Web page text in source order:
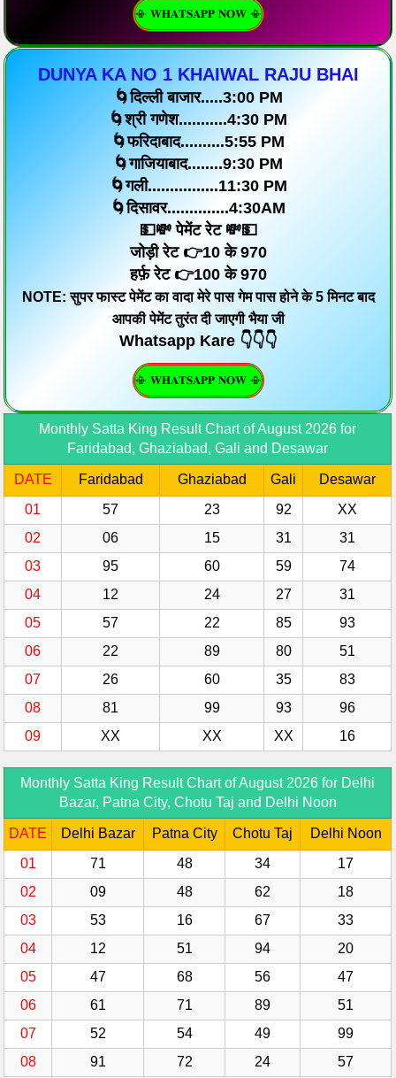
📳 𝐖𝐇𝐀𝐓𝐒𝐀𝐏𝐏 𝐍𝐎𝐖 📳
DUNYA KA NO 1 KHAIWAL RAJU BHAI
🌀दिल्ली बाजार.....3:00 PM
🌀श्री गणेश...........4:30 PM
🌀फरिदाबाद..........5:55 PM
🌀गाजियाबाद........9:30 PM
🌀गली................11:30 PM
🌀दिसावर..............4:30AM
💵💸 पेमेंट रेट 💸💵
जोड़ी रेट 👉10 के 970
हर्फ़ रेट 👉100 के 970
NOTE: सुपर फास्ट पेमेंट का वादा मेरे पास गेम पास होने के 5 मिनट बाद
आपकी पेमेंट तुरंत दी जाएगी भैया जी
Whatsapp Kare 👇👇👇
📳 𝐖𝐇𝐀𝐓𝐒𝐀𝐏𝐏 𝐍𝐎𝐖 📳
Monthly Satta King Result Chart of August 2026 for
Faridabad, Ghaziabad, Gali and Desawar
DATE Faridabad Ghaziabad Gali
Desawar
01
57 23 92
XX
02
06 15 31
31
03
95 60 59
74
04
12 24 27
31
05
57 22 85
93
06
22 89 80
51
07
26 60 35
83
08
81 99 93
96
09
XX XX XX 16
Monthly Satta King Result Chart of August 2026 for Delhi
Bazar, Patna City, Chotu Taj and Delhi Noon
DATE Delhi Bazar Patna City Chotu Taj
Delhi Noon
01
71 48 34
17
02
09 48 62
18
03
53 16 67
33
04
12 51 94
20
05
47 68 56
47
06
61 71 89
51
07
52 54 49
99
08
91 72 24
57